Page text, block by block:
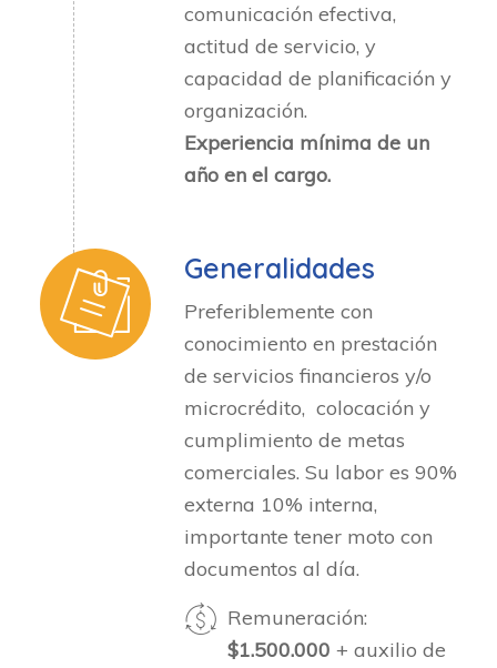
comunicación efectiva,
actitud de servicio, y
capacidad de planificación y
organización.
Experiencia mínima de un
año en el cargo.
Generalidades
Preferiblemente con
conocimiento en prestación
de servicios financieros y/o
microcrédito, colocación y
cumplimiento de metas
comerciales. Su labor es 90%
externa 10% interna,
importante tener moto con
documentos al día.
Remuneración:
$1.500.000 + auxilio de